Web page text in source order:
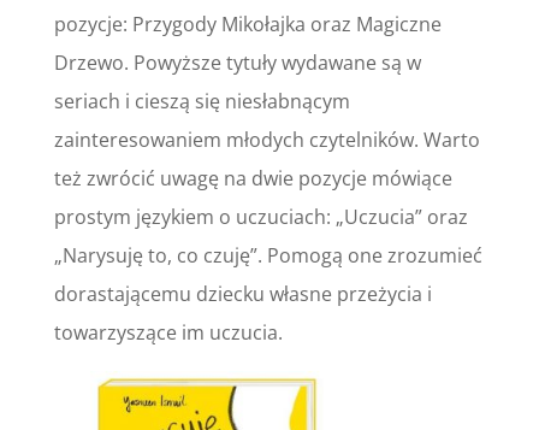
pozycje: Przygody Mikołajka oraz Magiczne
Drzewo. Powyższe tytuły wydawane są w
seriach i cieszą się niesłabnącym
zainteresowaniem młodych czytelników. Warto
też zwrócić uwagę na dwie pozycje mówiące
prostym językiem o uczuciach: „Uczucia” oraz
„Narysuję to, co czuję”. Pomogą one zrozumieć
dorastającemu dziecku własne przeżycia i
towarzyszące im uczucia.